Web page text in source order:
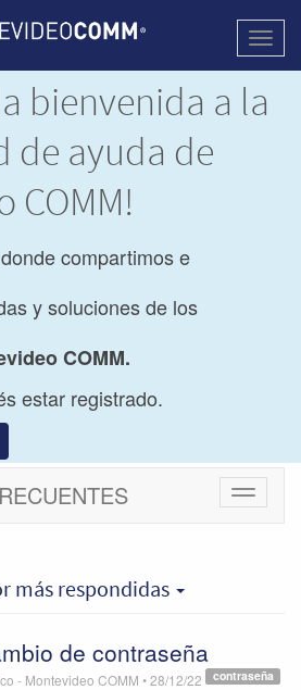
bienvenida a la
de ayuda de
COMM!
compartimos e
y soluciones de los
COMM.
estar registrado.
Cambiar
más respondidas
de contraseña
contraseña
- Montevideo COMM •28/12/22